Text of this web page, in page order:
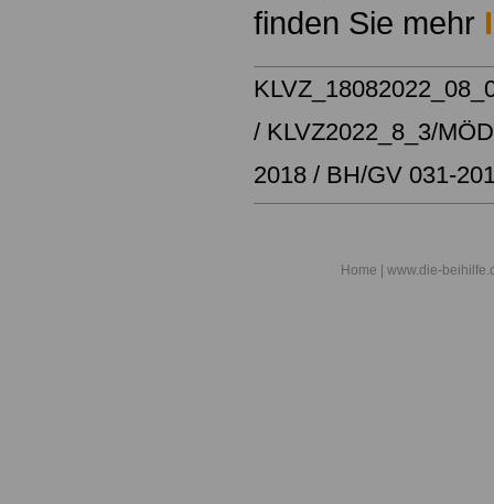
finden Sie mehr
/ KLVZ2022_8_3/
2018 / BH/GV 031-
Home | www.die-